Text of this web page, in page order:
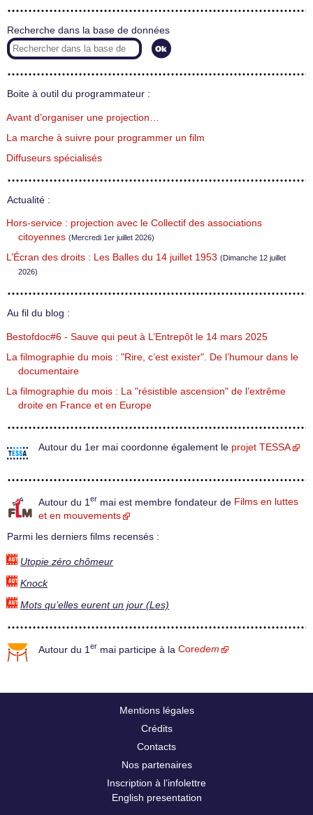
Recherche dans la base de données
Boite à outil du programmateur :
Avant d’organiser une projection…
La marche à suivre pour programmer un film
Diffuseurs spécialisés
Actualité :
Hors-service : projection avec le Collectif des associations
citoyennes (Mercredi 1er juillet 2026)
L’Écran des droits : Les Balles du 14 juillet 1953 (Dimanche 12 juillet
2026)
Au fil du blog :
Bestofdoc#6 - Sauve qui peut à L’Entrepôt le 14 mars 2025
La filmographie du mois : "Rire, c’est exister". De l’humour dans le
documentaire
La filmographie du mois : La "résistible ascension" de l’extrême
droite en France et en Europe
Autour du 1er mai coordonne également le projet TESSA
Autour du 1 er mai est membre fondateur de Films en luttes
et en mouvements
Parmi les derniers films recensés :
Utopie zéro chômeur
Knock
Mots qu’elles eurent un jour (Les)
Autour du 1 er mai participe à la Coredem
Mentions légales
Crédits
Contacts
Nos partenaires
Inscription à l’infolettre
English presentation